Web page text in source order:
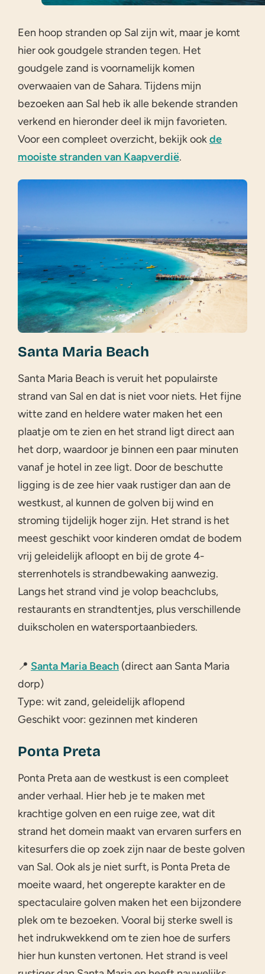
Een hoop stranden op Sal zijn wit, maar je komt
hier ook goudgele stranden tegen. Het
goudgele zand is voornamelijk komen
overwaaien van de Sahara. Tijdens mijn
bezoeken aan Sal heb ik alle bekende stranden
verkend en hieronder deel ik mijn favorieten.
Voor een compleet overzicht, bekijk ookde
mooiste stranden van Kaapverdië.
Santa Maria Beach
Santa Maria Beach is veruit het populairste
strand van Sal en dat is niet voor niets. Het fijne
witte zand en heldere water maken het een
plaatje om te zien en het strand ligt direct aan
het dorp, waardoor je binnen een paar minuten
vanaf je hotel in zee ligt. Door de beschutte
ligging is de zee hier vaak rustiger dan aan de
westkust, al kunnen de golven bij wind en
stroming tijdelijk hoger zijn. Het strand is het
meest geschikt voor kinderen omdat de bodem
vrij geleidelijk afloopt en bij de grote 4-
sterrenhotels is strandbewaking aanwezig.
Langs het strand vind je volop beachclubs,
restaurants en strandtentjes, plus verschillende
duikscholen en watersportaanbieders.
📍 Santa Maria Beach (direct aan Santa Maria
dorp)
Type: wit zand, geleidelijk aflopend
Geschikt voor: gezinnen met kinderen
Ponta Preta
Ponta Preta aan de westkust is een compleet
ander verhaal. Hier heb je te maken met
krachtige golven en een ruige zee, wat dit
strand het domein maakt van ervaren surfers en
kitesurfers die op zoek zijn naar de beste golven
van Sal. Ook als je niet surft, is Ponta Preta de
moeite waard, het ongerepte karakter en de
spectaculaire golven maken het een bijzondere
plek om te bezoeken. Vooral bij sterke swell is
het indrukwekkend om te zien hoe de surfers
hier hun kunsten vertonen. Het strand is veel